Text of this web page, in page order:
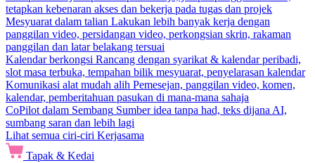
tetapkan kebenaran akses dan bekerja pada tugas dan projek
Mesyuarat dalam talian Lakukan lebih banyak kerja dengan
panggilan video, persidangan video, perkongsian skrin, rakaman
panggilan dan latar belakang tersuai
Kalendar berkongsi Rancang dengan syarikat & kalendar peribadi,
slot masa terbuka, tempahan bilik mesyuarat, penyelarasan kalendar
Komunikasi alat mudah alih Pemesejan, panggilan video, komen,
kalendar, pemberitahuan pasukan di mana-mana sahaja
CoPilot dalam Sembang Sumber idea tanpa had, teks dijana AI,
sumbang saran dan lebih lagi
Lihat semua ciri-ciri Kerjasama
Tapak & Kedai